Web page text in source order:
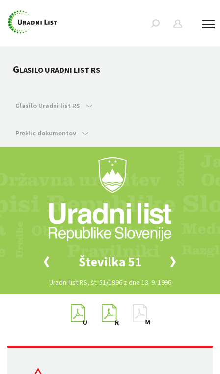
GLASILO URADNI LIST RS
Glasilo Uradni list RS
Preklic dokumentov
Številka 51
Uradni list RS, št. 51/1996 z dne 13. 9. 1996